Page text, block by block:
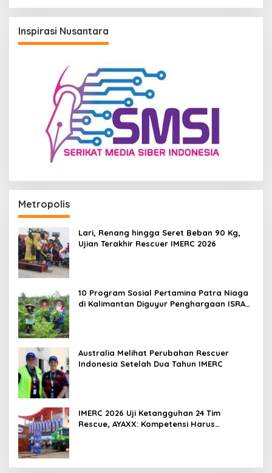
Inspirasi Nusantara
Metropolis
Lari, Renang hingga Seret Beban 90 Kg,
Ujian Terakhir Rescuer IMERC 2026
10 Program Sosial Pertamina Patra Niaga
di Kalimantan Diguyur Penghargaan ISRA
Australia Melihat Perubahan Rescuer
Indonesia Setelah Dua Tahun IMERC
IMERC 2026 Uji Ketangguhan 24 Tim
Rescue, AYAXX: Kompetensi Harus